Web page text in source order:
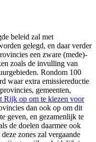
beleid zal met
gelegd, en daar verder
een zware (mede)­
zoals de invulling van
Rondom 100
waar extra emissiereductie
gemeenten,
Rijk op om te kiezen voor
dan ook op om dit
geven, en gezamenlijk te
de doelen daarmee ook
zones zal vergaande